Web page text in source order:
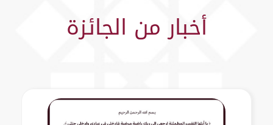
أخبار من الجائزة